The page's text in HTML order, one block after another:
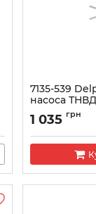
7135-539
насоса
Артикул: 7135-539
1 035 грн